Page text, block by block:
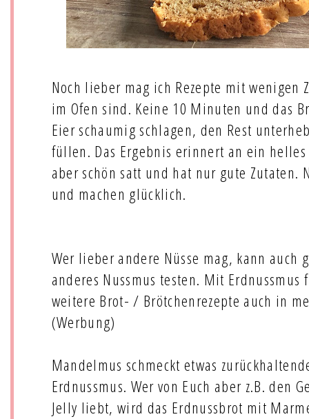
Noch lieber mag ich Rezepte mit
im Ofen sind. Keine 10 Minuten und das
Eier schaumig schlagen, den Rest
füllen. Das Ergebnis erinnert an ein
aber schön satt und hat nur gute Zutaten.
und machen glücklich.
Wer lieber andere Nüsse mag, kann auch
anderes Nussmus testen. Mit
weitere Brot- / Brötchenrezepte auch in
(Werbung)
Mandelmus schmeckt etwas
Erdnussmus. Wer von Euch aber z.B. den
Jelly liebt, wird das Erdnussbrot mit